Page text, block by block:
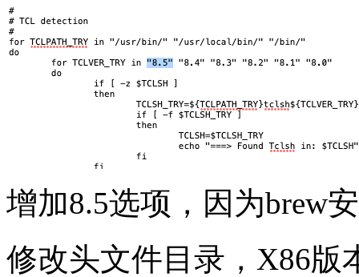
增加8.5选项，因为brew
修改头文件目录，X86版